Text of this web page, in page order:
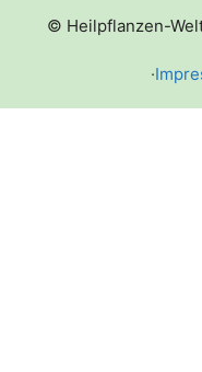
© Heilpflanzen-
·